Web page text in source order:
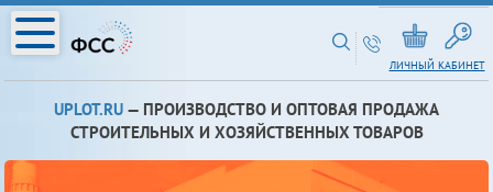
ЛИЧНЫЙ КАБИНЕТ
UPLOT.RU — ПРОИЗВОДСТВО И ОПТОВАЯ ПРОДАЖА
СТРОИТЕЛЬНЫХ И ХОЗЯЙСТВЕННЫХ ТОВАРОВ